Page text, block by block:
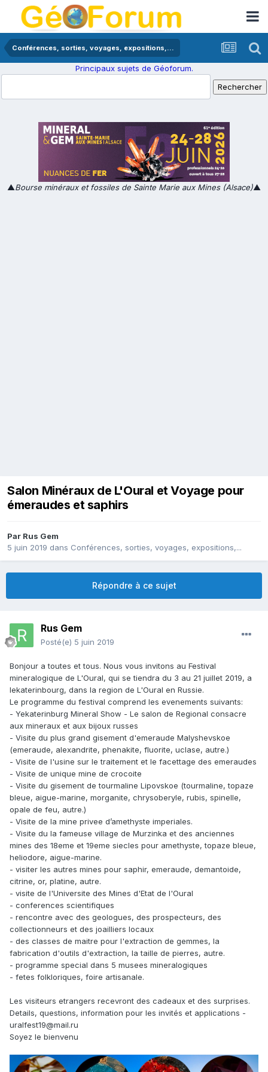
Conférences, sorties, voyages, expositions,...
Principaux sujets de Géoforum.
▲Bourse minéraux et fossiles de Sainte Marie aux Mines (Alsace)▲
Salon Minéraux de L'Oural et Voyage pour
émeraudes et saphirs
Par Rus Gem
5 juin 2019 dans Conférences, sorties, voyages, expositions,...
Répondre à ce sujet
Rus Gem
Posté(e) 5 juin 2019
Bonjour a toutes et tous. Nous vous invitons au Festival
mineralogique de L'Oural, qui se tiendra du 3 au 21 juillet 2019, a
Iekaterinbourg, dans la region de L'Oural en Russie.
Le programme du festival comprend les evenements suivants:
- Yekaterinburg Mineral Show - Le salon de Regional consacre
aux mineraux et aux bijoux russes
- Visite du plus grand gisement d'emeraude Malyshevskoe
(emeraude, alexandrite, phenakite, fluorite, uclase, autre.)
- Visite de l'usine sur le traitement et le facettage des emeraudes
- Visite de unique mine de crocoite
- Visite du gisement de tourmaline Lipovskoe (tourmaline, topaze
bleue, aigue-marine, morganite, chrysoberyle, rubis, spinelle,
opale de feu, autre.)
- Visite de la mine privee d’amethyste imperiales.
- Visite du la fameuse village de Murzinka et des anciennes
mines des 18eme et 19eme siecles pour amethyste, topaze bleue,
heliodore, aigue-marine.
- visiter les autres mines pour saphir, emeraude, demantoide,
citrine, or, platine, autre.
- visite de l'Universite des Mines d'Etat de l'Oural
- conferences scientifiques
- rencontre avec des geologues, des prospecteurs, des
collectionneurs et des joailliers locaux
- des classes de maitre pour l'extraction de gemmes, la
fabrication d'outils d'extraction, la taille de pierres, autre.
- programme special dans 5 musees mineralogiques
- fetes folkloriques, foire artisanale.
Les visiteurs etrangers recevront des cadeaux et des surprises.
Details, questions, information pour les invités et applications -
uralfest19@mail.ru
Soyez le bienvenu